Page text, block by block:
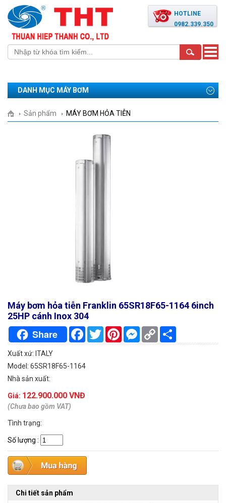
HOTLINE
0982.339.350
Toggle
DANH MỤC MÁY BƠM
Sản phẩm MÁY BƠM HỎA TIỄN
Máy bơm hỏa tiễn Franklin 65SR18F65-1164 6inch
25HP cánh Inox 304
Share FacebookTwitterPinterestMessenger
Copy
Link
Xuất xứ: ITALY
Model: 65SR18F65-1164
Nhà sản xuất:
Giá: 122.900.000 VNĐ
(Chưa bao gồm VAT)
Tình trạng:
Số lượng :
Chi tiết sản phẩm